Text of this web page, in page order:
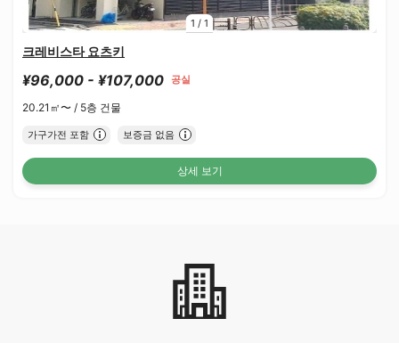
1 / 1
크레비스타 요츠키
¥96,000 - ¥107,000 공실
20.21㎡〜 / 5층 건물
가구가전 포함 보증금 없음
상세 보기